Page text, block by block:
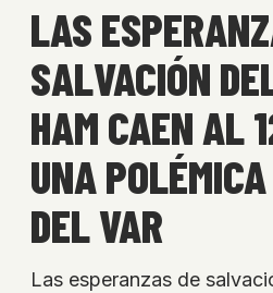
LAS
SALVACIÓN
HAM CAEN AL
UNA
DEL VAR
Las esperanzas de